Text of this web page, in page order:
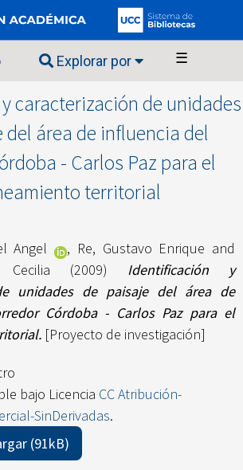
Explorar por ☰
caracterización de unidades
del área de influencia del
- Carlos Paz para el
territorial
Angel , Re, Gustavo Enrique and
(2009) Identificación y
unidades de paisaje del área de
Córdoba - Carlos Paz para el
[Proyecto de investigación]
bajo Licencia CC Atribución-
SinDerivadas.
(91kB)